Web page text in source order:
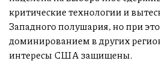
критические технологии и
Западного полушария, но при
доминированием в других
интересы США защищены.